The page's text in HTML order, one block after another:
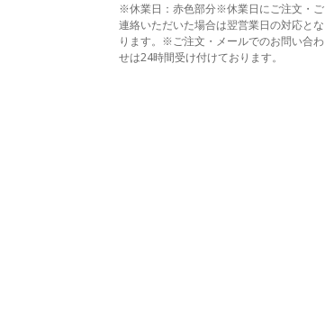
※休業日：赤色部分※休業日にご注文・ご
連絡いただいた場合は翌営業日の対応とな
ります。※ご注文・メールでのお問い合わ
せは24時間受け付けております。